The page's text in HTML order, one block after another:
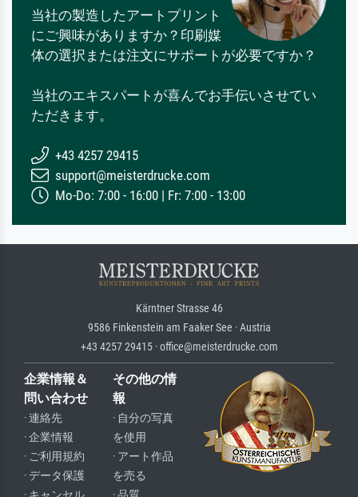
当社の製造したアートプリント
にご興味がありますか？印刷媒
体の選択または注文にサポートが必要ですか？
当社のエキスパートが喜んでお手伝いさせてい
ただきます。
+43 4257 29415
support@meisterdrucke.com
Mo-Do: 7:00 - 16:00 | Fr: 7:00 - 13:00
Kärntner Strasse 46
9586 Finkenstein am Faaker See · Austria
+43 4257 29415 · office@meisterdrucke.com
企業情報＆
問い合わせ
· 連絡先
· 企業情報
· ご利用規約
· データ保護
その他の情
報
· 自分の写真
を使用
· アート作品
を売る